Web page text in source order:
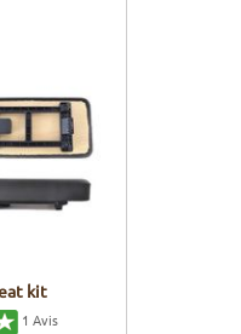
kit
1 Avis